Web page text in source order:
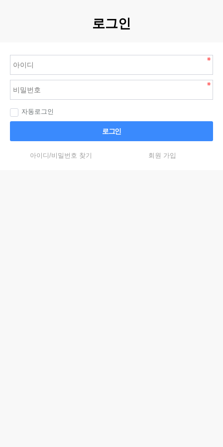
로그인
자동로그인
로그인
아이디/비밀번호 찾기 회원 가입